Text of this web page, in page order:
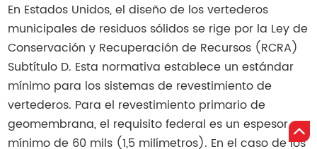
En Estados Unidos, el diseño de los vertederos
municipales de residuos sólidos se rige por la Ley de
Conservación y Recuperación de Recursos (RCRA)
Subtítulo D. Esta normativa establece un estándar
mínimo para los sistemas de revestimiento de
vertederos. Para el revestimiento primario de
geomembrana, el requisito federal es un espesor
mínimo de 60 mils (1,5 milímetros). En el caso de los